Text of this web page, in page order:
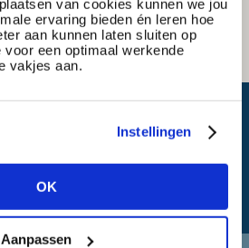
van cookies kunnen we jou
ervaring bieden én leren hoe
aan kunnen laten sluiten op
voor een optimaal werkende
vakjes aan.
Instellingen
OK
Aanpassen